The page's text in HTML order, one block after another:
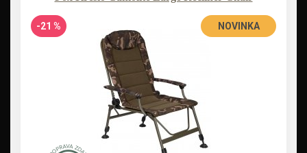
-21 % NOVINKA